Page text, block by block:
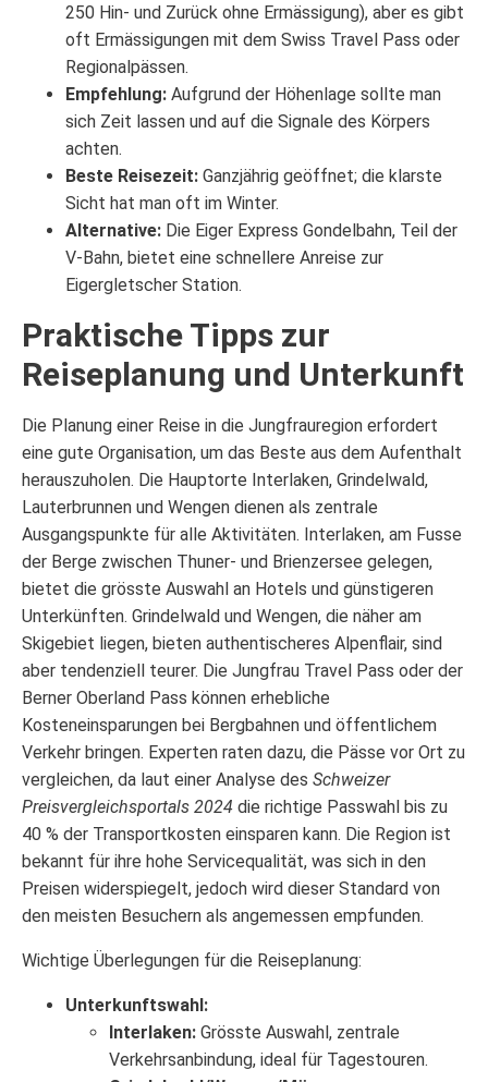
250 Hin- und Zurück ohne Ermässigung), aber es gibt
oft Ermässigungen mit dem Swiss Travel Pass oder
Regionalpässen.
Empfehlung: Aufgrund der Höhenlage sollte man
sich Zeit lassen und auf die Signale des Körpers
achten.
Beste Reisezeit: Ganzjährig geöffnet; die klarste
Sicht hat man oft im Winter.
Alternative: Die Eiger Express Gondelbahn, Teil der
V-Bahn, bietet eine schnellere Anreise zur
Eigergletscher Station.
Praktische Tipps zur
Reiseplanung und Unterkunft
Die Planung einer Reise in die Jungfrauregion erfordert
eine gute Organisation, um das Beste aus dem Aufenthalt
herauszuholen. Die Hauptorte Interlaken, Grindelwald,
Lauterbrunnen und Wengen dienen als zentrale
Ausgangspunkte für alle Aktivitäten. Interlaken, am Fusse
der Berge zwischen Thuner- und Brienzersee gelegen,
bietet die grösste Auswahl an Hotels und günstigeren
Unterkünften. Grindelwald und Wengen, die näher am
Skigebiet liegen, bieten authentischeres Alpenflair, sind
aber tendenziell teurer. Die Jungfrau Travel Pass oder der
Berner Oberland Pass können erhebliche
Kosteneinsparungen bei Bergbahnen und öffentlichem
Verkehr bringen. Experten raten dazu, die Pässe vor Ort zu
vergleichen, da laut einer Analyse des Schweizer
Preisvergleichsportals 2024 die richtige Passwahl bis zu
40 % der Transportkosten einsparen kann. Die Region ist
bekannt für ihre hohe Servicequalität, was sich in den
Preisen widerspiegelt, jedoch wird dieser Standard von
den meisten Besuchern als angemessen empfunden.
Wichtige Überlegungen für die Reiseplanung:
Unterkunftswahl:
Interlaken: Grösste Auswahl, zentrale
Verkehrsanbindung, ideal für Tagestouren.